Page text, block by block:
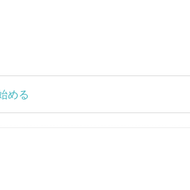
める